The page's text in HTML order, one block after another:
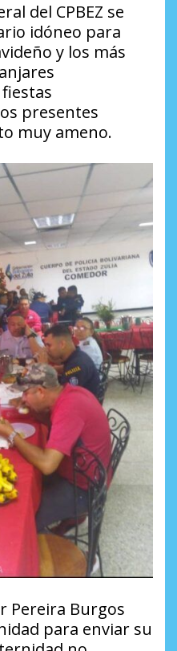
del CPBEZ se
idóneo para
y los más
presentes
muy ameno.
Pereira Burgos
para enviar su